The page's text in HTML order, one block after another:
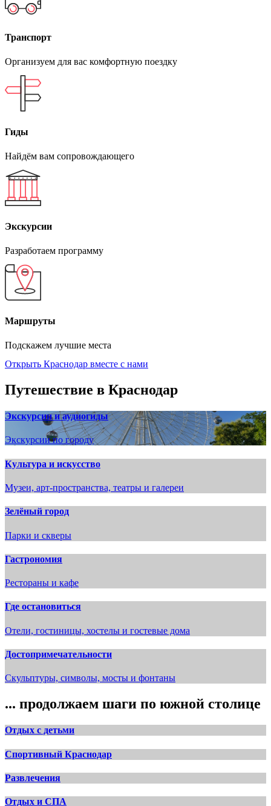
Транспорт
Организуем для вас комфортную поездку
Гиды
Найдём вам сопровождающего
Экскурсии
Разработаем программу
Маршруты
Подскажем лучшие места
Открыть Краснодар вместе с нами
Путешествие в Краснодар
Экскурсии и аудиогиды
Экскурсии по городу
Культура и искусство
Музеи, арт-пространства, театры и галереи
Зелёный город
Парки и скверы
Гастрономия
Рестораны и кафе
Где остановиться
Отели, гостиницы, хостелы и гостевые дома
Достопримечательности
Скульптуры, символы, мосты и фонтаны
... продолжаем шаги по южной столице
Отдых с детьми
Спортивный Краснодар
Развлечения
Отдых и СПА